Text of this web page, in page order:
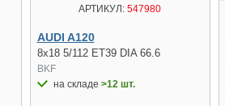
АРТИКУЛ: 547980
AUDI A120
8x18 5/112 ET39 DIA 66.6
BKF
на складе >12 шт.